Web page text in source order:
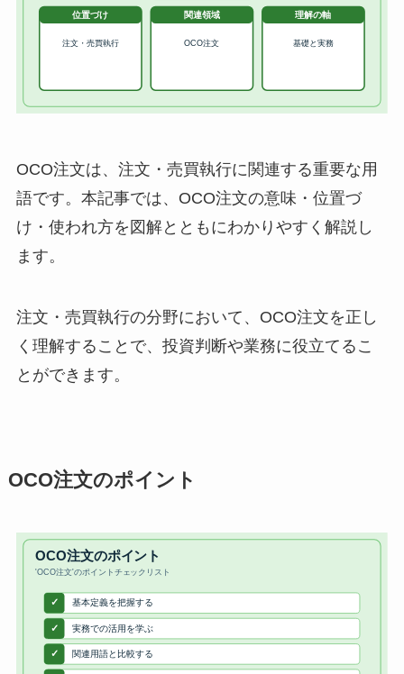
OCO注文は、注文・売買執行に関連する重要な用
語です。本記事では、OCO注文の意味・位置づ
け・使われ方を図解とともにわかりやすく解説し
ます。
注文・売買執行の分野において、OCO注文を正し
く理解することで、投資判断や業務に役立てるこ
とができます。
OCO注文のポイント